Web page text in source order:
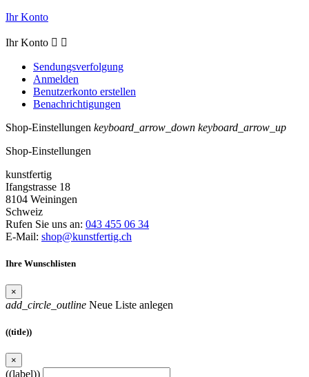
Ihr Konto
Ihr Konto  
Sendungsverfolgung
Anmelden
Benutzerkonto erstellen
Benachrichtigungen
Shop-Einstellungen keyboard_arrow_down keyboard_arrow_up
Shop-Einstellungen
kunstfertig
Ifangstrasse 18
8104 Weiningen
Schweiz
Rufen Sie uns an: 043 455 06 34
E-Mail: shop@kunstfertig.ch
Ihre Wunschlisten
×
add_circle_outline Neue Liste anlegen
((title))
×
((label))